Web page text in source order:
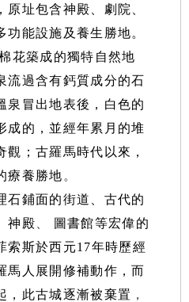
址包含神殿、劇院、
能設施及養生勝地。
花築成的獨特自然地
流過含有鈣質成分的石
泉冒出地表後，白色的
成的，並經年累月的堆
；古羅馬時代以來，
療養勝地 。
石鋪面的街道、古代的
神殿
圖書館等宏偉的
索斯於西元17年時歷經
馬人展開修補動作，而
，此古城逐漸被棄置 ，